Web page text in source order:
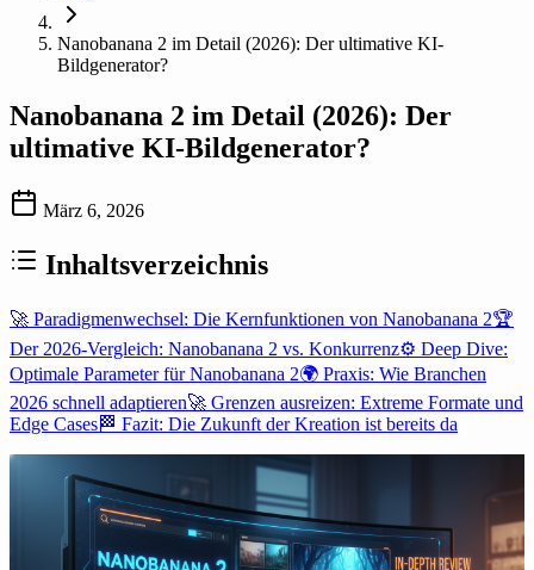
Nanobanana 2 im Detail (2026): Der ultimative KI-
Bildgenerator?
Nanobanana 2 im Detail (2026): Der
ultimative KI-Bildgenerator?
März 6, 2026
Inhaltsverzeichnis
🚀 Paradigmenwechsel: Die Kernfunktionen von Nanobanana 2🏆
Der 2026-Vergleich: Nanobanana 2 vs. Konkurrenz⚙️ Deep Dive:
Optimale Parameter für Nanobanana 2🌍 Praxis: Wie Branchen
2026 schnell adaptieren🚀 Grenzen ausreizen: Extreme Formate und
Edge Cases🏁 Fazit: Die Zukunft der Kreation ist bereits da